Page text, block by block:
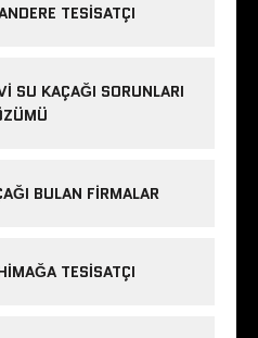
TESISATÇI
SU KAÇAĞI SORUNLARI
BULAN FIRMALAR
TESISATÇI